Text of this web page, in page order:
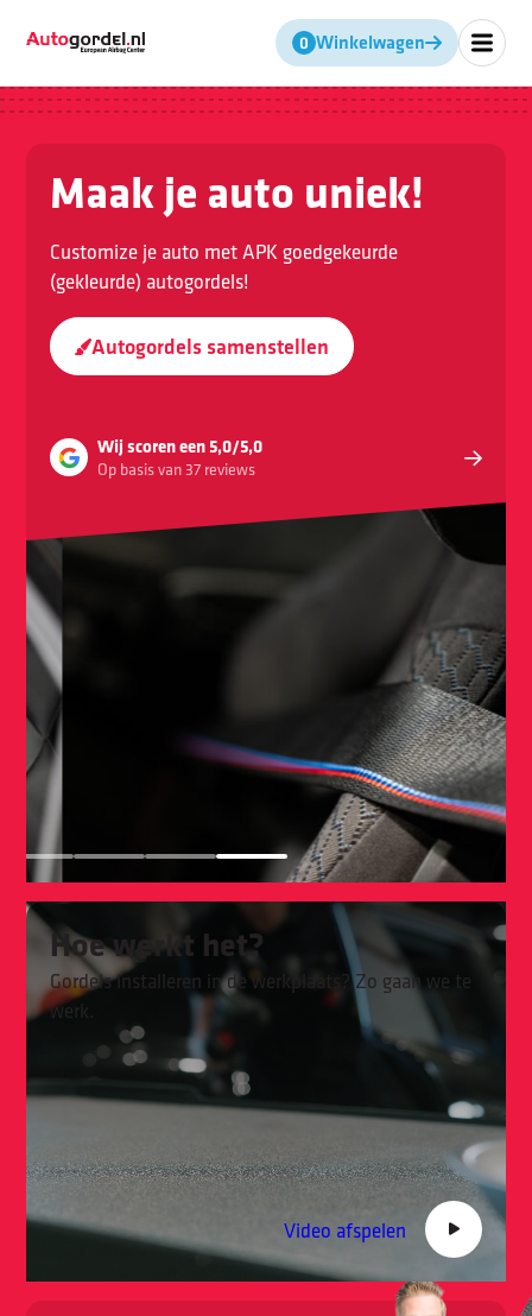
Winkelwagen
Geen producten in de
Maak je auto uniek!
Customize je auto met APK goedgekeurde
(gekleurde) autogordels!
Autogordels samenstellen
Wij scoren een 5,0/5,0
Op basis van 37 reviews
Hoe werkt het?
Gordels installeren in de werkplaats? Zo gaan we te
werk.
Video afspelen